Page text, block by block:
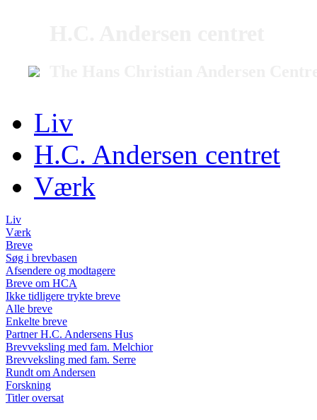
Liv
H.C. Andersen centret
Værk
Liv
Værk
Breve
Søg i brevbasen
Afsendere og modtagere
Breve om HCA
Ikke tidligere trykte breve
Alle breve
Enkelte breve
Partner H.C. Andersens Hus
Brevveksling med fam. Melchior
Brevveksling med fam. Serre
Rundt om Andersen
Forskning
Titler oversat